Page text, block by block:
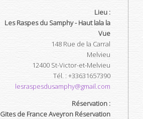
Lieu :
Les Raspes du Samphy - Haut lala la
Vue
148 Rue de la Carral
Melvieu
12400 St-Victor-et-Melvieu
Tél. : +33631657390
lesraspesdusamphy@gmail.com
Réservation :
Gites de France Aveyron Réservation